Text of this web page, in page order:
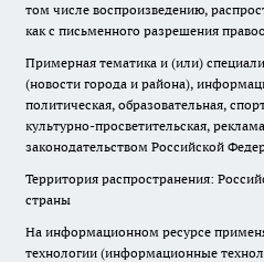
том числе воспроизведению,
как с письменного разрешения
Примерная тематика и (или)
(новости города и района),
политическая, образовательная,
культурно-просветительская,
законодательством Российской
Территория распространения:
страны
На информационном ресурсе
технологии (информационные